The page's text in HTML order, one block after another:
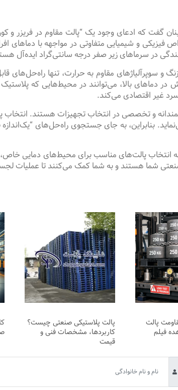
گفت که ادعای وجود یک “پالت مقاوم در فریزر و
در سرماهای زیر صفر درجه سانتی‌گراد ایده‌آل
و سوپرآلیاژهای مقاوم به حرارت، تنها راه‌حل‌های
دماهای بالا، می‌توانند در محیط‌هایی که
غیر اقتصادی می‌کند.
و تخصصی در انتخاب تجهیزات هستند.
بنابراین، به جای جستجوی راه‌حل‌های
پالت‌های مناسب برای محیط‌های دمایی خاص،
شما هستند و به شما کمک می‌کنند تا عملیات
پالت
فیلم
پالت پلاستیکی صنعتی چیست؟
کاربردها، مشخصات فنی و
قیمت